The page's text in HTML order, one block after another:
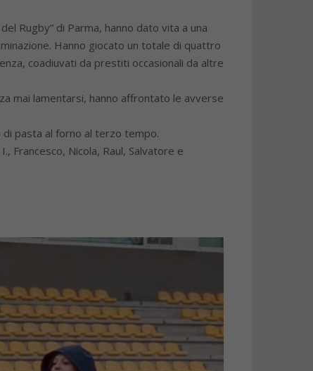
Rugby” di Parma, hanno dato vita a una
Hanno giocato un totale di quattro
coadiuvati da prestiti occasionali da altre
mai lamentarsi, hanno affrontato le avverse
di pasta al forno al terzo tempo.
Francesco, Nicola, Raul, Salvatore e